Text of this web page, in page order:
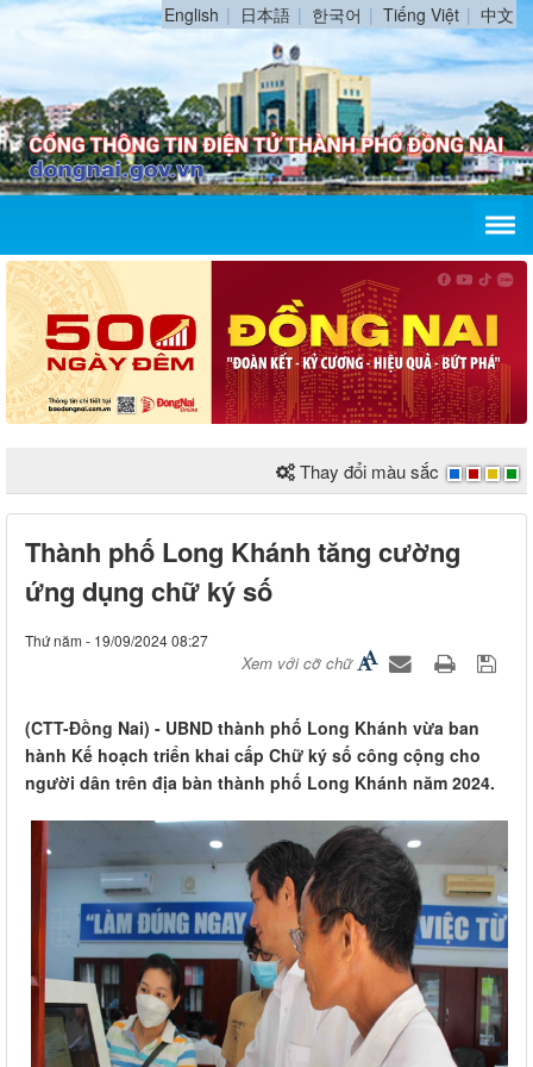
English 日本語 한국어 Tiếng Việt 中文
Thay đổi màu sắc
Thành phố Long Khánh tăng cường
ứng dụng chữ ký số
Thứ năm - 19/09/2024 08:27
Xem với cỡ chữ
(CTT-Đồng Nai) - UBND thành phố Long Khánh vừa ban
hành Kế hoạch triển khai cấp Chữ ký số công cộng cho
người dân trên địa bàn thành phố Long Khánh năm 2024.